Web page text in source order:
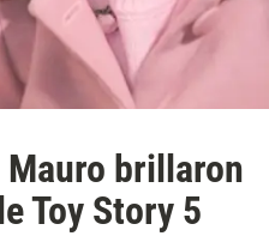
Mauro brillaron
Toy Story 5